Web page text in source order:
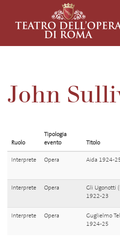
John
Ruolo
Tipologia
evento
Titolo
Interprete Opera Aida 1924-
Interprete Opera
Gli Ugonotti
1922-23
Interprete Opera
Guglielmo
1924-25